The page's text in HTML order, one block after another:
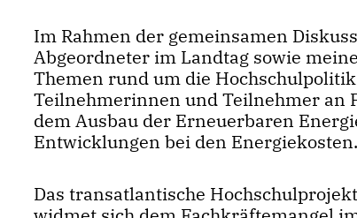
Im Rahmen der gemeinsamen
Abgeordneter im Landtag sowie
Themen rund um die
Teilnehmerinnen und Teilnehmer an
dem Ausbau der Erneuerbaren
Entwicklungen bei den Energiekosten.
Das transatlantische